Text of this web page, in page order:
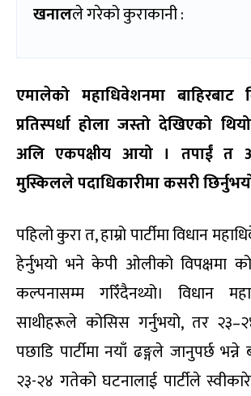
खनालले गरेको कुराकानी :
एमालेको महाधिवेशनमा बाहिरबाट
प्रतिस्पर्धा होला जस्तो देखिएको
अलि एकपक्षीय आयो । तपाईं त
मुस्किलले पदाधिकारीमा कसरी
पहिलो कुरा त, हाम्रो पार्टीमा विधान
हेर्नुभयो भने केपी ओलीको विपक्षमा
कल्पनासम्म गरिँदैनथ्यो। विधान
साथीहरूले कोसिस गर्नुभयो, तर
पछाडि पार्टीमा नयाँ ढङ्गले जानुपर्छ
२३-२४ गतेको घटनालाई पार्टीले